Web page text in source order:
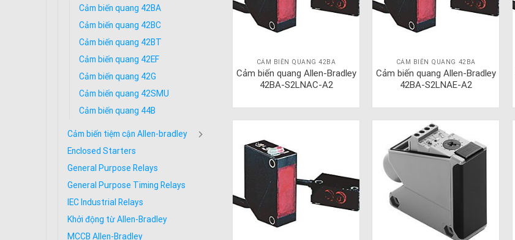
Cảm biến quang 42BA
Cảm biến quang 42BC
Cảm biến quang 42BT
Cảm biến quang 42EF
Cảm biến quang 42G
Cảm biến quang 42SMU
Cảm biến quang 44B
Cảm biến tiệm cận Allen-bradley
Enclosed Starters
General Purpose Relays
General Purpose Timing Relays
IEC Industrial Relays
Khởi động từ Allen-Bradley
MCCB Allen-Bradley
CẢM BIẾN QUANG 42BA
Cảm biến quang Allen-Bradley
42BA-S2LNAC-A2
CẢM BIẾN QUANG 42BA
Cảm biến quang Allen-Bradley
42BA-S2LNAE-A2